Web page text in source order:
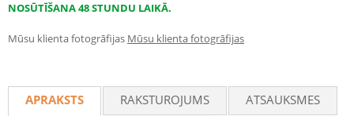
NOSŪTĪŠANA 48 STUNDU LAIKĀ.
Mūsu klienta fotogrāfijas Mūsu klienta fotogrāfijas
APRAKSTS RAKSTUROJUMS
ATSAUKSMES